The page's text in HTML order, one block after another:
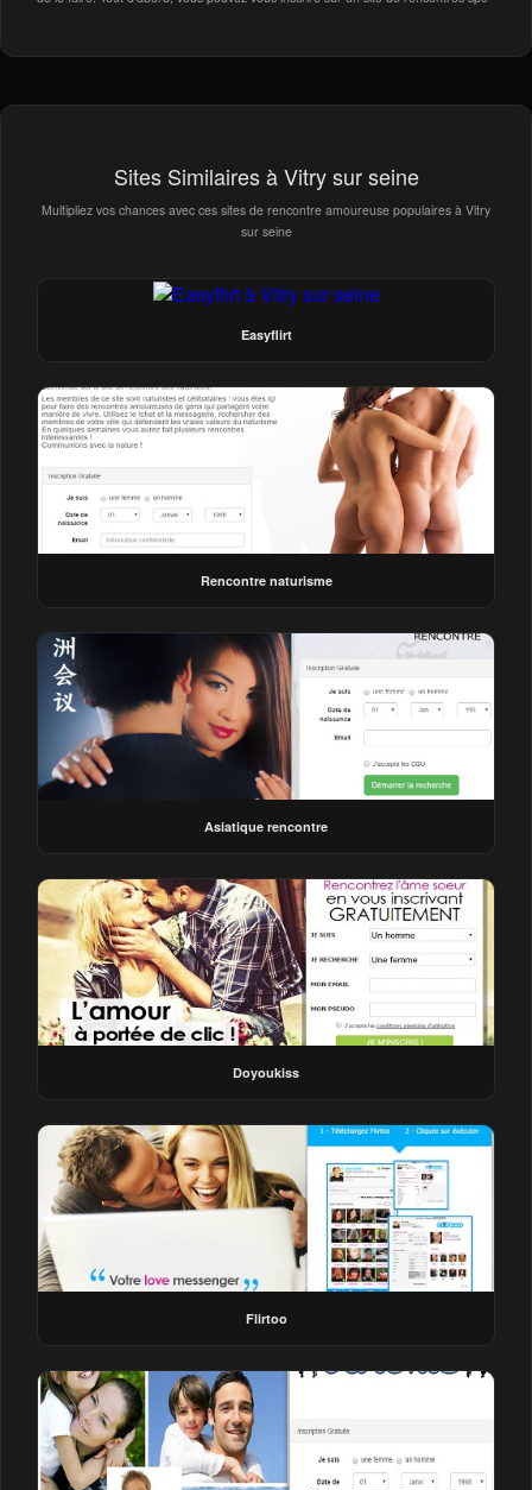
Sites Similaires à Vitry sur seine
Multipliez vos chances avec ces sites de rencontre amoureuse populaires à Vitry
sur seine
Easyflirt
Rencontre naturisme
Asiatique rencontre
Doyoukiss
Flirtoo